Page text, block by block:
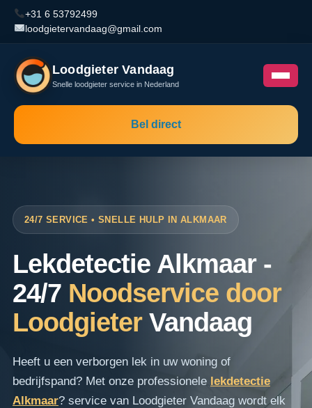
+31 6 53792499
loodgietervandaag@gmail.com
Loodgieter Vandaag
Snelle loodgieter service in Nederland
Bel direct
24/7 SERVICE • SNELLE HULP IN ALKMAAR
Lekdetectie Alkmaar -
24/7 Noodservice door
LoodgieterVandaag
Heeft u een verborgen lek in uw woning of
bedrijfspand? Met onze professionele lekdetectie
Alkmaar? service van Loodgieter Vandaag wordt elk